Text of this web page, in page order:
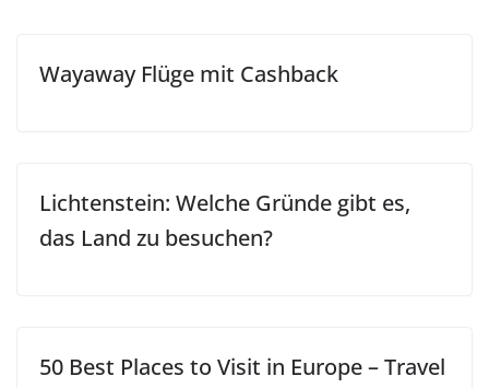
Wayaway Flüge mit Cashback
Lichtenstein: Welche Gründe gibt es,
das Land zu besuchen?
50 Best Places to Visit in Europe – Travel